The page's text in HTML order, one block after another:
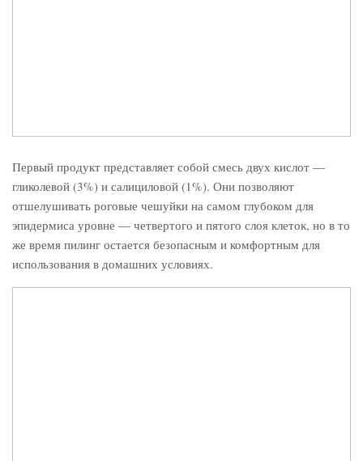
Первый продукт представляет собой смесь двух кислот —
гликолевой (3%) и салициловой (1%). Они позволяют
отшелушивать роговые чешуйки на самом глубоком для
эпидермиса уровне — четвертого и пятого слоя клеток, но в то
же время пилинг остается безопасным и комфортным для
использования в домашних условиях.